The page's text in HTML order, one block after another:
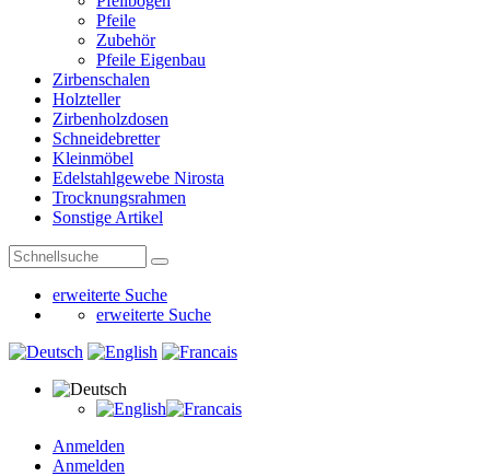
Pfeile
Zubehör
Pfeile Eigenbau
Zirbenschalen
Holzteller
Zirbenholzdosen
Schneidebretter
Kleinmöbel
Edelstahlgewebe Nirosta
Trocknungsrahmen
Sonstige Artikel
erweiterte Suche
erweiterte Suche
Anmelden
Anmelden